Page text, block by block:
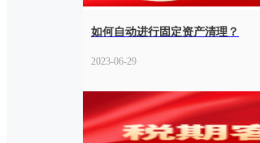
如何自动进行固定资产清理？
2023-06-29